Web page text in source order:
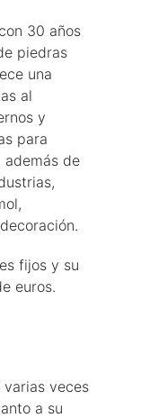
30 años
piedras
una
al
y
para
además de
fijos y su
euros.
varias veces
a su